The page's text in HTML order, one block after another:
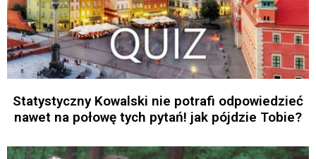
Statystyczny Kowalski nie potrafi odpowiedzieć
nawet na połowę tych pytań! jak pójdzie Tobie?